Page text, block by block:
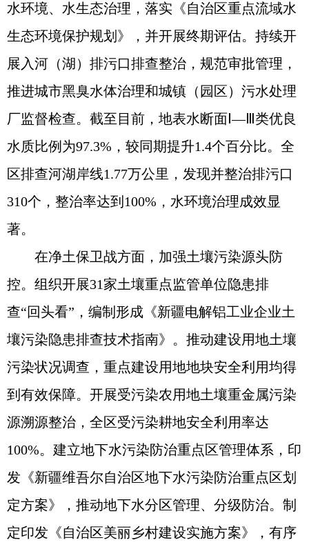
水环境、水生态治理，落实《自治区重点流域水
生态环境保护规划》，并开展终期评估。持续开
展入河（湖）排污口排查整治，规范审批管理，
推进城市黑臭水体治理和城镇（园区）污水处理
厂监督检查。截至目前，地表水断面Ⅰ—Ⅲ类优良
水质比例为97.3%，较同期提升1.4个百分比。全
区排查河湖岸线1.77万公里，发现并整治排污口
310个，整治率达到100%，水环境治理成效显
著。
在净土保卫战方面，加强土壤污染源头防
控。组织开展31家土壤重点监管单位隐患排
查“回头看”，编制形成《新疆电解铝工业企业土
壤污染隐患排查技术指南》。推动建设用地土壤
污染状况调查，重点建设用地地块安全利用均得
到有效保障。开展受污染农用地土壤重金属污染
源溯源整治，全区受污染耕地安全利用率达
100%。建立地下水污染防治重点区管理体系，印
发《新疆维吾尔自治区地下水污染防治重点区划
定方案》，推动地下水分区管理、分级防治。制
定印发《自治区美丽乡村建设实施方案》，有序